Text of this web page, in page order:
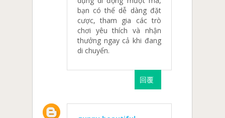
bạn có thể dễ dàng đặt
cược, tham gia các trò
chơi yêu thích và nhận
thưởng ngay cả khi đang
di chuyển.
回覆